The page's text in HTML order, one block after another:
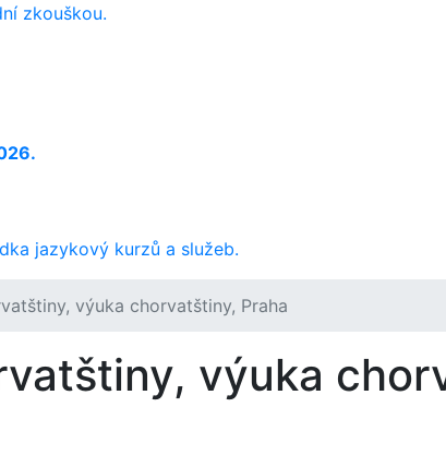
zkouškou.
jazykový kurzů a služeb.
výuka chorvatštiny, Praha
výuka